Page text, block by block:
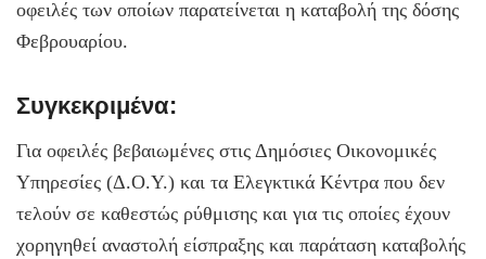
οφειλές των οποίων παρατείνεται η καταβολή της δόσης
Φεβρουαρίου.
Συγκεκριμένα:
Για οφειλές βεβαιωμένες στις Δημόσιες Οικονομικές
Υπηρεσίες (Δ.Ο.Υ.) και τα Ελεγκτικά Κέντρα που δεν
τελούν σε καθεστώς ρύθμισης και για τις οποίες έχουν
χορηγηθεί αναστολή είσπραξης και παράταση καταβολής